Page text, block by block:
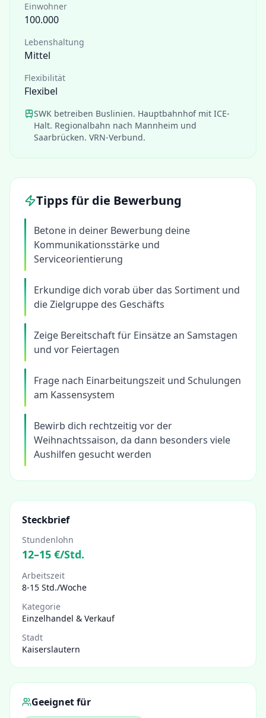
Einwohner
100.000
Lebenshaltung
Mittel
Flexibilität
Flexibel
SWK betreiben Buslinien. Hauptbahnhof mit ICE-
Halt. Regionalbahn nach Mannheim und
Saarbrücken. VRN-Verbund.
Tipps für die Bewerbung
Betone in deiner Bewerbung deine
Kommunikationsstärke und
Serviceorientierung
Erkundige dich vorab über das Sortiment und
die Zielgruppe des Geschäfts
Zeige Bereitschaft für Einsätze an Samstagen
und vor Feiertagen
Frage nach Einarbeitungszeit und Schulungen
am Kassensystem
Bewirb dich rechtzeitig vor der
Weihnachtssaison, da dann besonders viele
Aushilfen gesucht werden
Steckbrief
Stundenlohn
12–15 €/Std.
Arbeitszeit
8-15 Std./Woche
Kategorie
Einzelhandel & Verkauf
Stadt
Kaiserslautern
Geeignet für